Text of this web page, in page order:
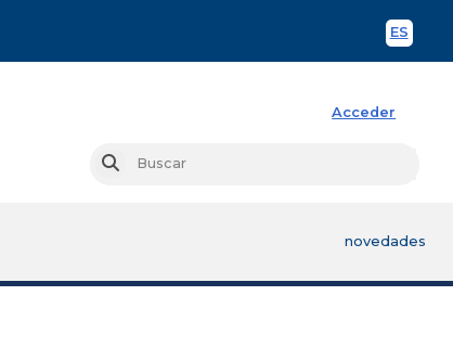
ES
Acceder
Buscar
novedades